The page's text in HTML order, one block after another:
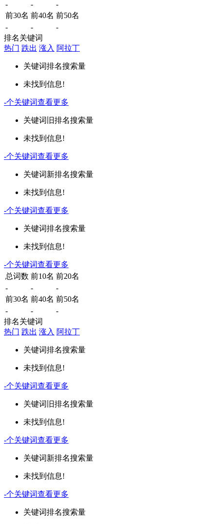
- -
-
前30名 前40名 前50名
-
-
-
排名关键词
热门 跌出 涨入 阿拉丁
关键词排名搜索量
未找到信息!
-个关键词查看更多
关键词 旧排名搜索量
未找到信息!
-个关键词查看更多
关键词新排名搜索量
未找到信息!
-个关键词查看更多
关键词排名搜索量
未找到信息!
-个关键词查看更多
总词数 前10名 前20名
-
-
-
前30名 前40名 前50名
-
-
-
排名关键词
热门 跌出 涨入 阿拉丁
关键词排名搜索量
未找到信息!
-个关键词查看更多
关键词 旧排名搜索量
未找到信息!
-个关键词查看更多
关键词新排名搜索量
未找到信息!
-个关键词查看更多
关键词排名搜索量